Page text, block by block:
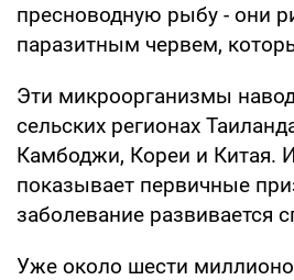
пресноводную рыбу - они
паразитным червем,
Эти микроорганизмы
сельских регионах
Камбоджи, Кореи и Китая.
показывает первичные
заболевание развивается
Уже около шести